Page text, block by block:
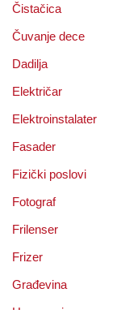
Čistačica
Čuvanje dece
Dadilja
Električar
Elektroinstalater
Fasader
Fizički poslovi
Fotograf
Frilenser
Frizer
Građevina